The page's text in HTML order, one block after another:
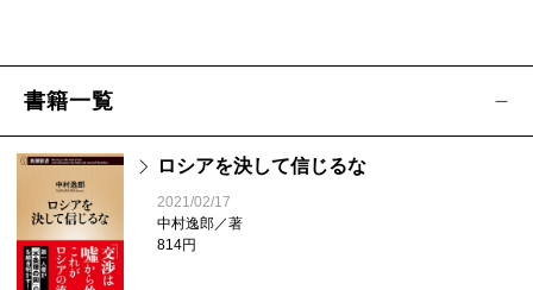
書籍一覧
ロシアを決して信じるな
2021/02/17
中村逸郎／著
814円